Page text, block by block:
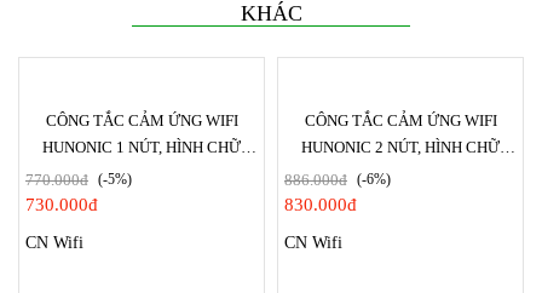
KHÁC
CÔNG TẮC CẢM ỨNG WIFI
HUNONIC 1 NÚT, HÌNH CHỮ
NHẬT
770.000đ (-5%)
730.000đ
CN Wifi
CÔNG TẮC CẢM ỨNG WIFI
HUNONIC 2 NÚT, HÌNH CHỮ
NHẬT
886.000đ (-6%)
830.000đ
CN Wifi